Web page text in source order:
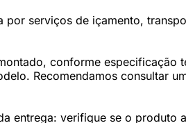
por serviços de içamento,
conforme
Recomendamos consultar
entrega: verifique se o